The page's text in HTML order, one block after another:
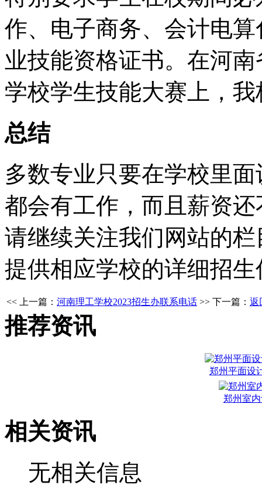
作、电子商务、会计电
业技能资格证书。在河
学校学生技能大赛上，
总结
多数专业只要在学校里
都会有工作，而且薪资
请继续关注我们网站的
提供相应学校的详细招生
<< 上一篇： 河南理工学校2023招生办联系电话 >> 下一篇： 返
推荐资讯
郑州平面设
郑州室
相关资讯
无相关信息